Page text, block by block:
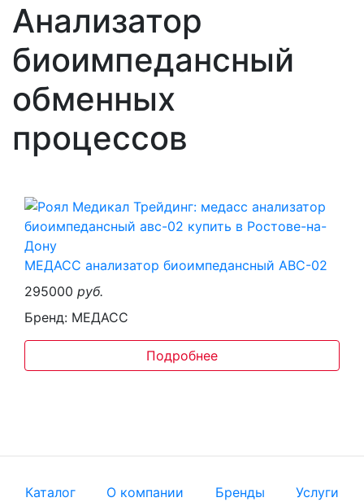
Анализатор
биоимпедансный
обменных
процессов
МЕДАСС анализатор биоимпедансный АВС-02
295000 руб.
Бренд: МЕДАСС
Подробнее
Каталог О компании Бренды Услуги